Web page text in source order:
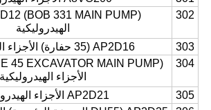
302
الهيدروليكية
303
AP2D16 (35 حفارة) الأجزاء الهيدروليكية
304
45 EXCAVATOR MAIN PUMP)
الأجزاء الهيدروليكية
305
AP2D21 الأجزاء الهيدروليكية